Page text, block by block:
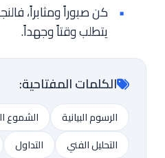
كن صبوراً ومثابراً،
يتطلب وقتاً وجهداً.
الكلمات المفتاحية:
الرسوم البيانية
الشموع
التحليل الفني
التداول